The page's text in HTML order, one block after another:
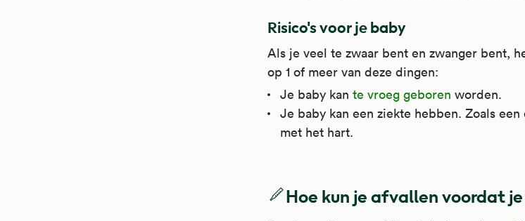
Risico's voor je baby
Als je veel te zwaar bent en zwanger bent,
op 1 of meer van deze dingen:
Je baby kan te vroeg geboren worden.
Je baby kan een ziekte hebben. Zoals
met het hart.
Hoe kun je afvallen voordat